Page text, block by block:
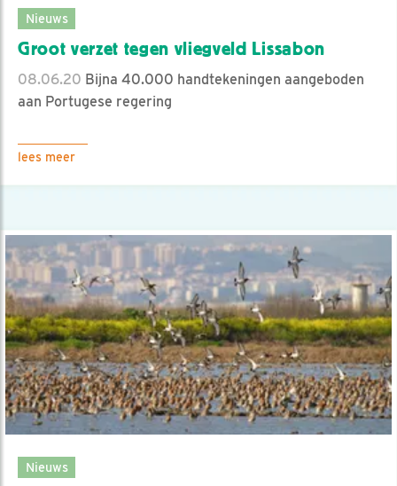
Nieuws
Groot verzet tegen vliegveld Lissabon
08.06.20 Bijna 40.000 handtekeningen aangeboden
aan Portugese regering
lees meer
Nieuws